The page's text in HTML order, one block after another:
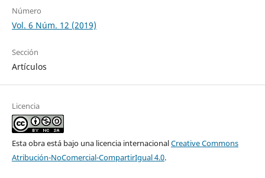
Número
Vol. 6 Núm. 12 (2019)
Sección
Artículos
Licencia
Esta obra está bajo una licencia internacionalCreative Commons
Atribución-NoComercial-CompartirIgual 4.0.